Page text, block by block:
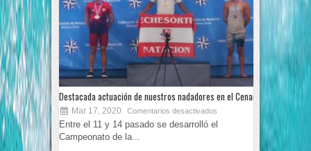
Destacada actuación de nuestros nadadores en el Cenard
Mar 17, 2020 Comentarios desactivados
Entre el 11 y 14 pasado se desarrolló el
Campeonato de la...